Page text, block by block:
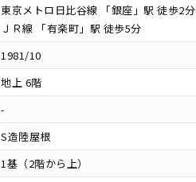
東京メトロ日比谷線 「銀座」駅 徒歩2分
ＪＲ線 「有楽町」駅 徒歩5分
1981/10
地上 6階
-
S造陸屋根
1基（2階から上）